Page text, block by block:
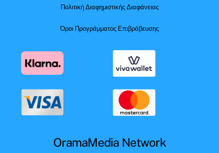
Πολιτική Διαφημιστικής Διαφάνειας
Όροι Προγράμματος Επιβράβευσης
OramaMedia Network